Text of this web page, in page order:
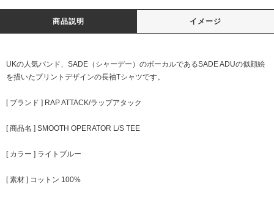
商品説明 イメージ
UKの人気バンド、SADE（シャーデー）のボーカルであるSADE ADUの似顔絵
を描いたプリントデザインの長袖Tシャツです。
[ ブランド ] RAP ATTACK/ラップアタック
[ 商品名 ] SMOOTH OPERATOR L/S TEE
[ カラー ] ライトブルー
[ 素材 ] コットン 100%